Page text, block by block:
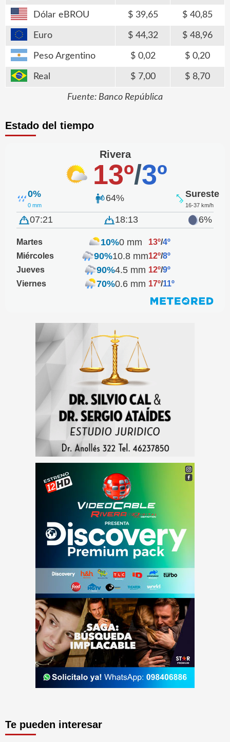
Dólar eBROU 39,65 40,85
Euro 44,32 48,96
Peso Argentino 0,02 0,20
Real 7,00 8,70
Fuente: Banco República
Estado del tiempo
Rivera
13º/3º
0%
0 mm
64% Sureste
16-37 km/h
07:21 18:13 6%
Martes 10%0 mm 13º/4º
Miércoles
90%10.8 mm12º/8º
Jueves
90%4.5 mm 12º/9º
Viernes
70%0.6 mm 17º/11º
Te pueden interesar